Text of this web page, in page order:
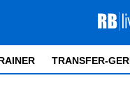
TRANSFER-